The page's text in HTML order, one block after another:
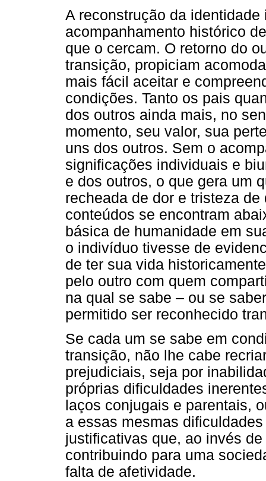
A reconstrução da
acompanhamento histórico
que o cercam. O retorno do
transição, propiciam
mais fácil aceitar e
condições. Tanto os pais
dos outros ainda mais, no
momento, seu valor, sua
uns dos outros. Sem o
significações individuais e
e dos outros, o que gera um
recheada de dor e tristeza
conteúdos se encontram
básica de humanidade em
o indivíduo tivesse de
de ter sua vida
pelo outro com quem
na qual se sabe – ou se
permitido ser reconhecido
Se cada um se sabe em
transição, não lhe cabe
prejudiciais, seja por
próprias dificuldades
laços conjugais e parentais,
a essas mesmas
justificativas que, ao invés
contribuindo para uma
falta de afetividade.